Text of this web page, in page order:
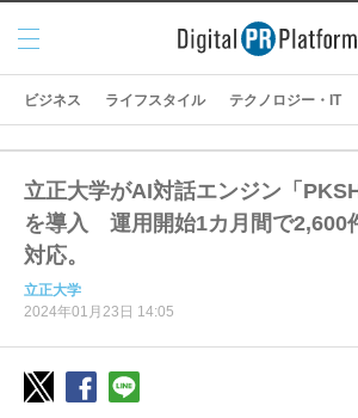
メニ
ュー
ビジネス ライフスタイル テクノロジー・IT
立正大学がAI対話エンジン「
を導入 運用開始1カ月間で2,600
対応。
立正大学
2024年01月23日 14:05